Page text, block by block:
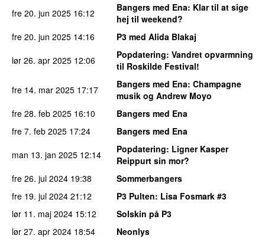
fre 20. jun 2025 16:12 Bangers med Ena: Klar til at sige
hej til weekend?
fre 20. jun 2025 14:16
P3 med Alida Blakaj
lør 26. apr 2025 12:06 Popdatering: Vandret opvarmning
til Roskilde Festival!
fre 14. mar 2025 17:17 Bangers med Ena: Champagne
musik og Andrew Moyo
fre 28. feb 2025 16:10
Bangers med Ena
fre 7. feb 2025 17:24
Bangers med Ena
man 13. jan 2025 12:14 Popdatering: Ligner Kasper
Reippurt sin mor?
fre 26. jul 2024 19:38
Sommerbangers
fre 19. jul 2024 21:12 P3 Pulten: Lisa Fosmark #3
lør 11. maj 2024 15:12
Solskin på P3
lør 27. apr 2024 18:54
Neonlys